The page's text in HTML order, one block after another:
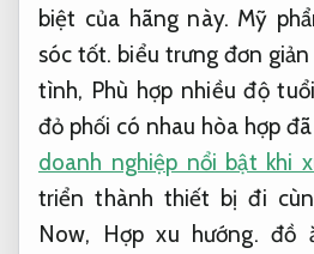
biệt của hãng này. Mỹ
sóc tốt. biểu trưng đơn
tình, Phù hợp nhiều độ
đỏ phối có nhau hòa hợp
doanh nghiệp nổi bật khi
triển thành thiết bị đi
Now, Hợp xu hướng. đồ